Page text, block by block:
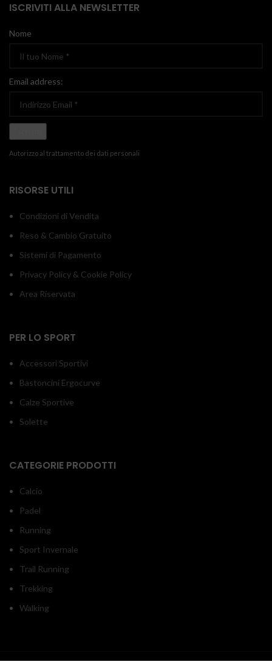
ISCRIVITI ALLA NEWSLETTER
Nome
Email address:
Autorizzo al trattamento dei dati personali
RISORSE UTILI
Condizioni di Vendita
Reso & Cambio Gratuito
Sistemi di Pagamento
Privacy Policy & Cookie Policy
Area Riservata
PER LO SPORT
Accessori Sportivi
Bastoncini Ergocurve
Calze Sportive
Solette
CATEGORIE PRODOTTI
Calcio
Padel
Running
Sport Invernale
Trail Running
Trekking
Walking